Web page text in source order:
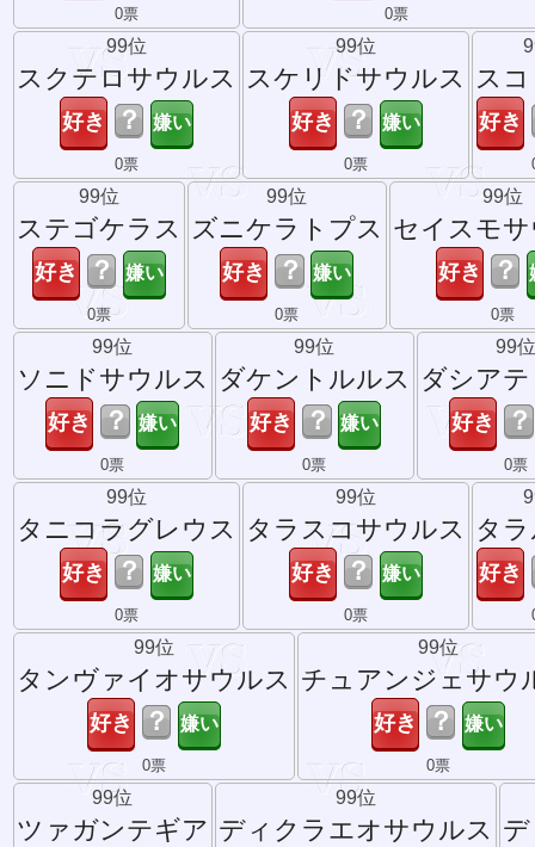
0票 0票
99位
スクテロサウルス
？
0票
99位
スケリドサウルス
？
0票
ス
99位
ステゴケラス
？
0票
99位
ズニケラトプス
？
0票
99位
セイスモ
？
0票
99位
ソニドサウルス
？
0票
99位
ダケントルルス
？
0票
99
ダシア
？
0票
99位
タニコラグレウス
？
0票
99位
タラスコサウルス
？
0票
タ
99位
タンヴァイオサウルス
？
0票
99位
チュアンジェサウ
？
0票
99位
ツァガンテギア
99位
ディクラエオサウルス